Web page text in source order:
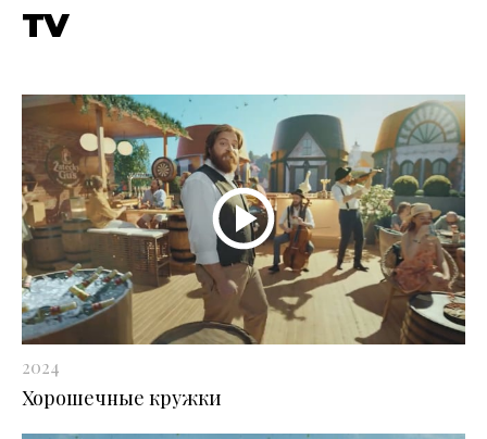
TV
2024
Хорошечные кружки